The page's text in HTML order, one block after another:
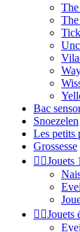
Bac
Snoezelen
Les petits
Grossesse
 Jouets
 Jouets